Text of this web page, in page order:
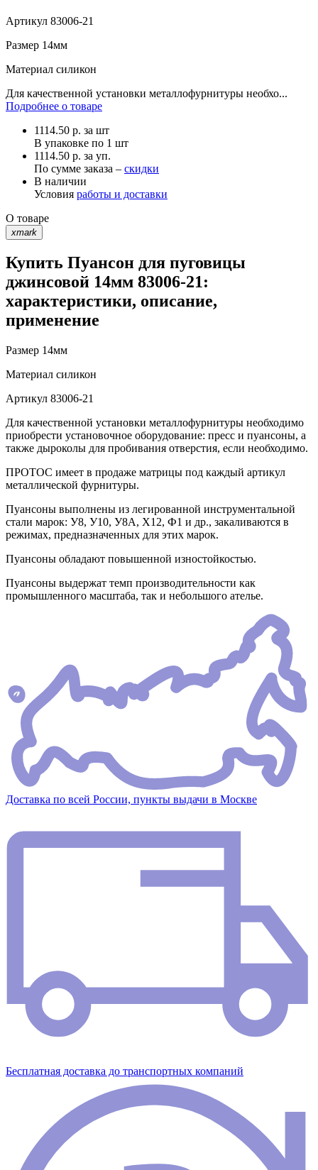
Артикул 83006-21
Размер 14мм
Материал силикон
Для качественной установки металлофурнитуры необхо...
Подробнее о товаре
1114.50 р. за шт
В упаковке по 1 шт
1114.50 р. за уп.
По сумме заказа – скидки
В наличии
Условия работы и доставки
О товаре
xmark
Купить Пуансон для пуговицы
джинсовой 14мм 83006-21:
характеристики, описание,
применение
Размер 14мм
Материал силикон
Артикул 83006-21
Для качественной установки металлофурнитуры необходимо
приобрести установочное оборудование: пресс и пуансоны, а
также дыроколы для пробивания отверстия, если необходимо.
ПРОТОС имеет в продаже матрицы под каждый артикул
металлической фурнитуры.
Пуансоны выполнены из легированной инструментальной
стали марок: У8, У10, У8А, Х12, Ф1 и др., закаливаются в
режимах, предназначенных для этих марок.
Пуансоны обладают повышенной изностойкостью.
Пуансоны выдержат темп производительности как
промышленного масштаба, так и небольшого ателье.
Доставка по всей России, пункты выдачи в Москве
Бесплатная доставка до транспортных компаний